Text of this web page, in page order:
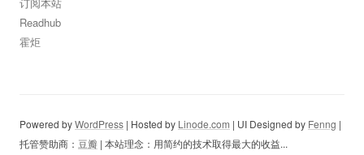
Readhub
霍炬
Powered byWordPress | Hosted by Linode.com | UI Designed by Fenng |
托管赞助商： 豆瓣 | 本站理念：用简约的技术取得最大的收益...